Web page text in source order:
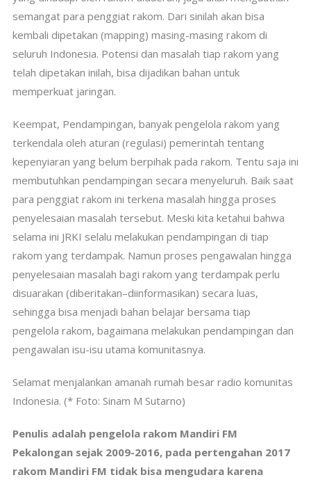
semangat para penggiat rakom. Dari sinilah akan bisa
kembali dipetakan (mapping) masing-masing rakom di
seluruh Indonesia. Potensi dan masalah tiap rakom yang
telah dipetakan inilah, bisa dijadikan bahan untuk
memperkuat jaringan.
Keempat, Pendampingan, banyak pengelola rakom yang
terkendala oleh aturan (regulasi) pemerintah tentang
kepenyiaran yang belum berpihak pada rakom. Tentu saja ini
membutuhkan pendampingan secara menyeluruh. Baik saat
para penggiat rakom ini terkena masalah hingga proses
penyelesaian masalah tersebut. Meski kita ketahui bahwa
selama ini JRKI selalu melakukan pendampingan di tiap
rakom yang terdampak. Namun proses pengawalan hingga
penyelesaian masalah bagi rakom yang terdampak perlu
disuarakan (diberitakan–diinformasikan) secara luas,
sehingga bisa menjadi bahan belajar bersama tiap
pengelola rakom, bagaimana melakukan pendampingan dan
pengawalan isu-isu utama komunitasnya.
Selamat menjalankan amanah rumah besar radio komunitas
Indonesia. (* Foto: Sinam M Sutarno)
Penulis adalah pengelola rakom Mandiri FM
Pekalongan sejak 2009-2016, pada pertengahan 2017
rakom Mandiri FM tidak bisa mengudara karena